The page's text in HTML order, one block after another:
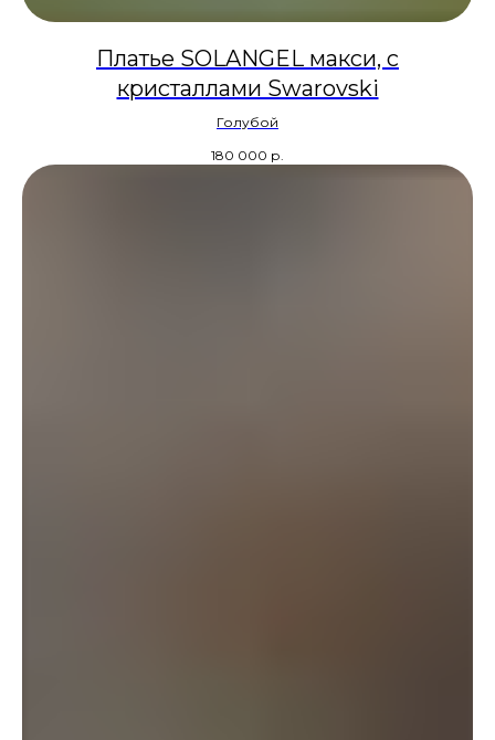
Платье SOLANGEL макси, с
кристаллами Swarovski
Голубой
180 000 р.